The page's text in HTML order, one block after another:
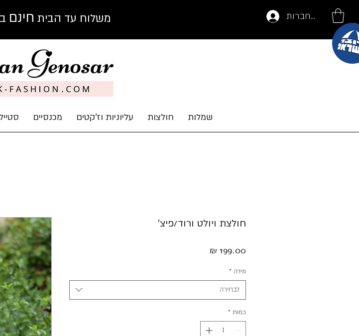
להתחברות משלוח עד הבית חינם
שמלות חולצות עליוניות וז'קטים מכנסיים
חולצת ויולט ורוד/פיצ׳
מידה *
לבחירה
כמות *